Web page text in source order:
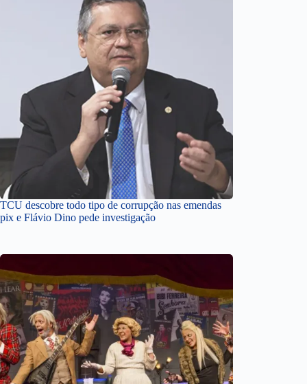
TCU descobre todo tipo de corrupção nas emendas
pix e Flávio Dino pede investigação